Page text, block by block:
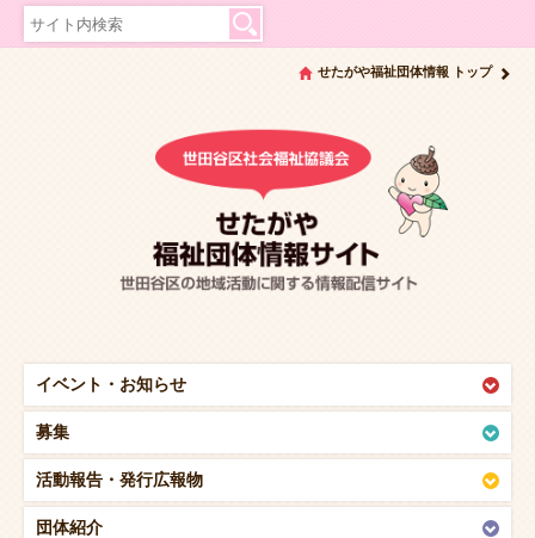
イベント・ お知らせ
募集
活動報告・ 発行広報物
団体紹介
せたがや福祉団体情報 トップ